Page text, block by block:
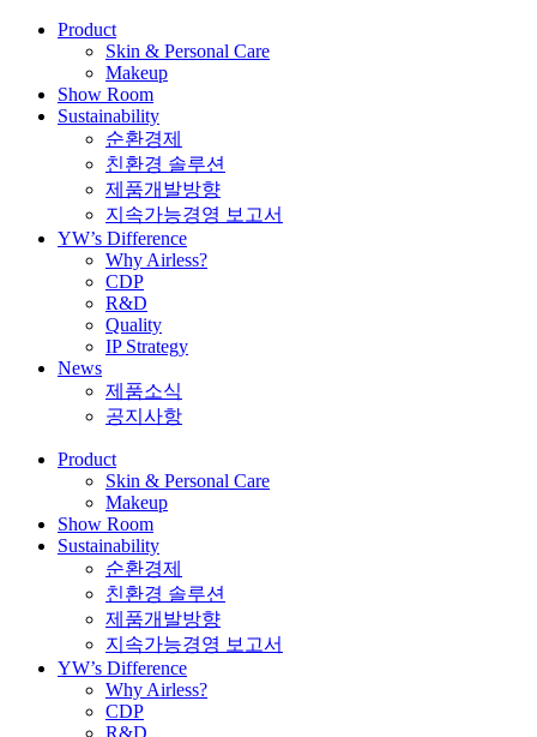
Product
Skin & Personal Care
Makeup
Show Room
Sustainability
순환경제
친환경 솔루션
제품개발방향
지속가능경영 보고서
YW’s Difference
Why Airless?
CDP
R&D
Quality
IP Strategy
News
제품소식
공지사항
Product
Skin & Personal Care
Makeup
Show Room
Sustainability
순환경제
친환경 솔루션
제품개발방향
지속가능경영 보고서
YW’s Difference
Why Airless?
CDP
R&D